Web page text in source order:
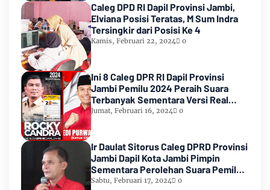
Caleg DPD RI Dapil Provinsi Jambi,
Elviana Posisi Teratas, M Sum Indra
Tersingkir dari Posisi Ke 4
Kamis, Februari 22, 2024 0
Ini 8 Caleg DPR RI Dapil Provinsi
Jambi Pemilu 2024 Peraih Suara
Terbanyak Sementara Versi Real
Count KPU RI
Jumat, Februari 16, 2024 0
Ir Daulat Sitorus Caleg DPRD Provinsi
Jambi Dapil Kota Jambi Pimpin
Sementara Perolehan Suara Pemilu
2024
Sabtu, Februari 17, 2024 0